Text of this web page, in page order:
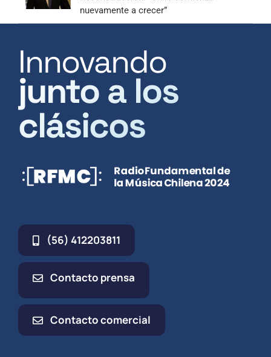
nuevamente a crecer”
Innovando
junto a los
clásicos
(56) 412203811
Contacto prensa
Contacto comercial